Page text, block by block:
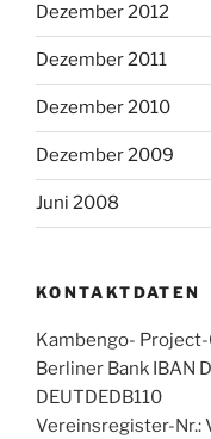
Dezember 2012
Dezember 2011
Dezember 2010
Dezember 2009
Juni 2008
KONTAKTDATEN
Kambengo- Project-
Berliner Bank IBAN
DEUTDEDB110
Vereinsregister-Nr.: